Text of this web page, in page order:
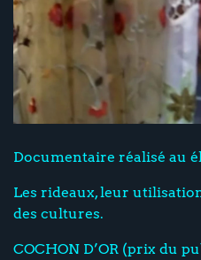
Documentaire réalisé au
Les rideaux, leur
des cultures.
COCHON D’OR (prix du